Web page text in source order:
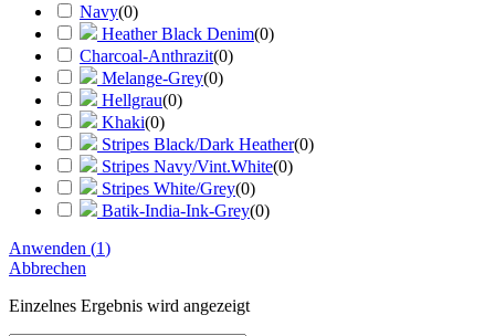
Navy(0)
Heather Black Denim(0)
Charcoal-Anthrazit(0)
Melange-Grey(0)
Hellgrau(0)
Khaki(0)
Stripes Black/Dark Heather(0)
Stripes Navy/Vint.White(0)
Stripes White/Grey(0)
Batik-India-Ink-Grey(0)
Anwenden (1)
Abbrechen
Einzelnes Ergebnis wird angezeigt